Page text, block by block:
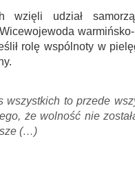
wzięli udział
rolę wspólnoty w
wszystkich to przede
że wolność nie
(…)